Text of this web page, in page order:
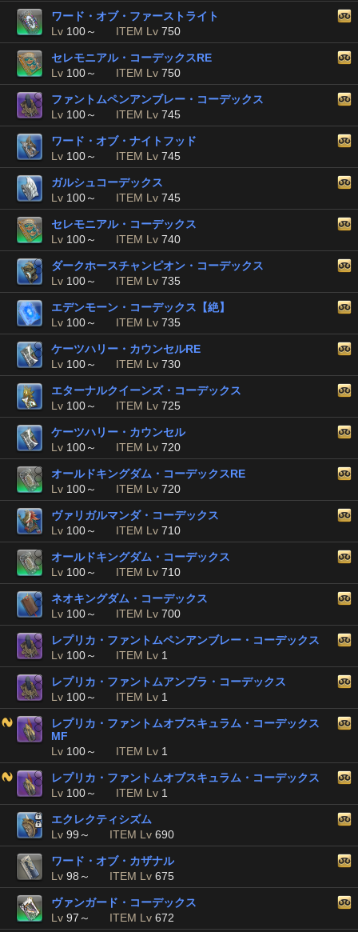
ワード・オブ・ファーストライト
Lv 100～ ITEM Lv 750
セレモニアル・コーデックスRE
Lv 100～ ITEM Lv 750
ファントムペンアンブレー・コーデックス
Lv 100～ ITEM Lv 745
ワード・オブ・ナイトフッド
Lv 100～ ITEM Lv 745
ガルシュコーデックス
Lv 100～ ITEM Lv 745
セレモニアル・コーデックス
Lv 100～ ITEM Lv 740
ダークホースチャンピオン・コーデックス
Lv 100～ ITEM Lv 735
エデンモーン・コーデックス【絶】
Lv 100～ ITEM Lv 735
ケーツハリー・カウンセルRE
Lv 100～ ITEM Lv 730
エターナルクイーンズ・コーデックス
Lv 100～ ITEM Lv 725
ケーツハリー・カウンセル
Lv 100～ ITEM Lv 720
オールドキングダム・コーデックスRE
Lv 100～ ITEM Lv 720
ヴァリガルマンダ・コーデックス
Lv 100～ ITEM Lv 710
オールドキングダム・コーデックス
Lv 100～ ITEM Lv 710
ネオキングダム・コーデックス
Lv 100～ ITEM Lv 700
レプリカ・ファントムペンアンブレー・コーデックス
Lv 100～ ITEM Lv 1
レプリカ・ファントムアンブラ・コーデックス
Lv 100～ ITEM Lv 1
レプリカ・ファントムオブスキュラム・コーデックス
MF
Lv 100～ ITEM Lv 1
レプリカ・ファントムオブスキュラム・コーデックス
Lv 100～ ITEM Lv 1
エクレクティシズム
Lv 99～ ITEM Lv 690
ワード・オブ・カザナル
Lv 98～ ITEM Lv 675
ヴァンガード・コーデックス
Lv 97～ ITEM Lv 672